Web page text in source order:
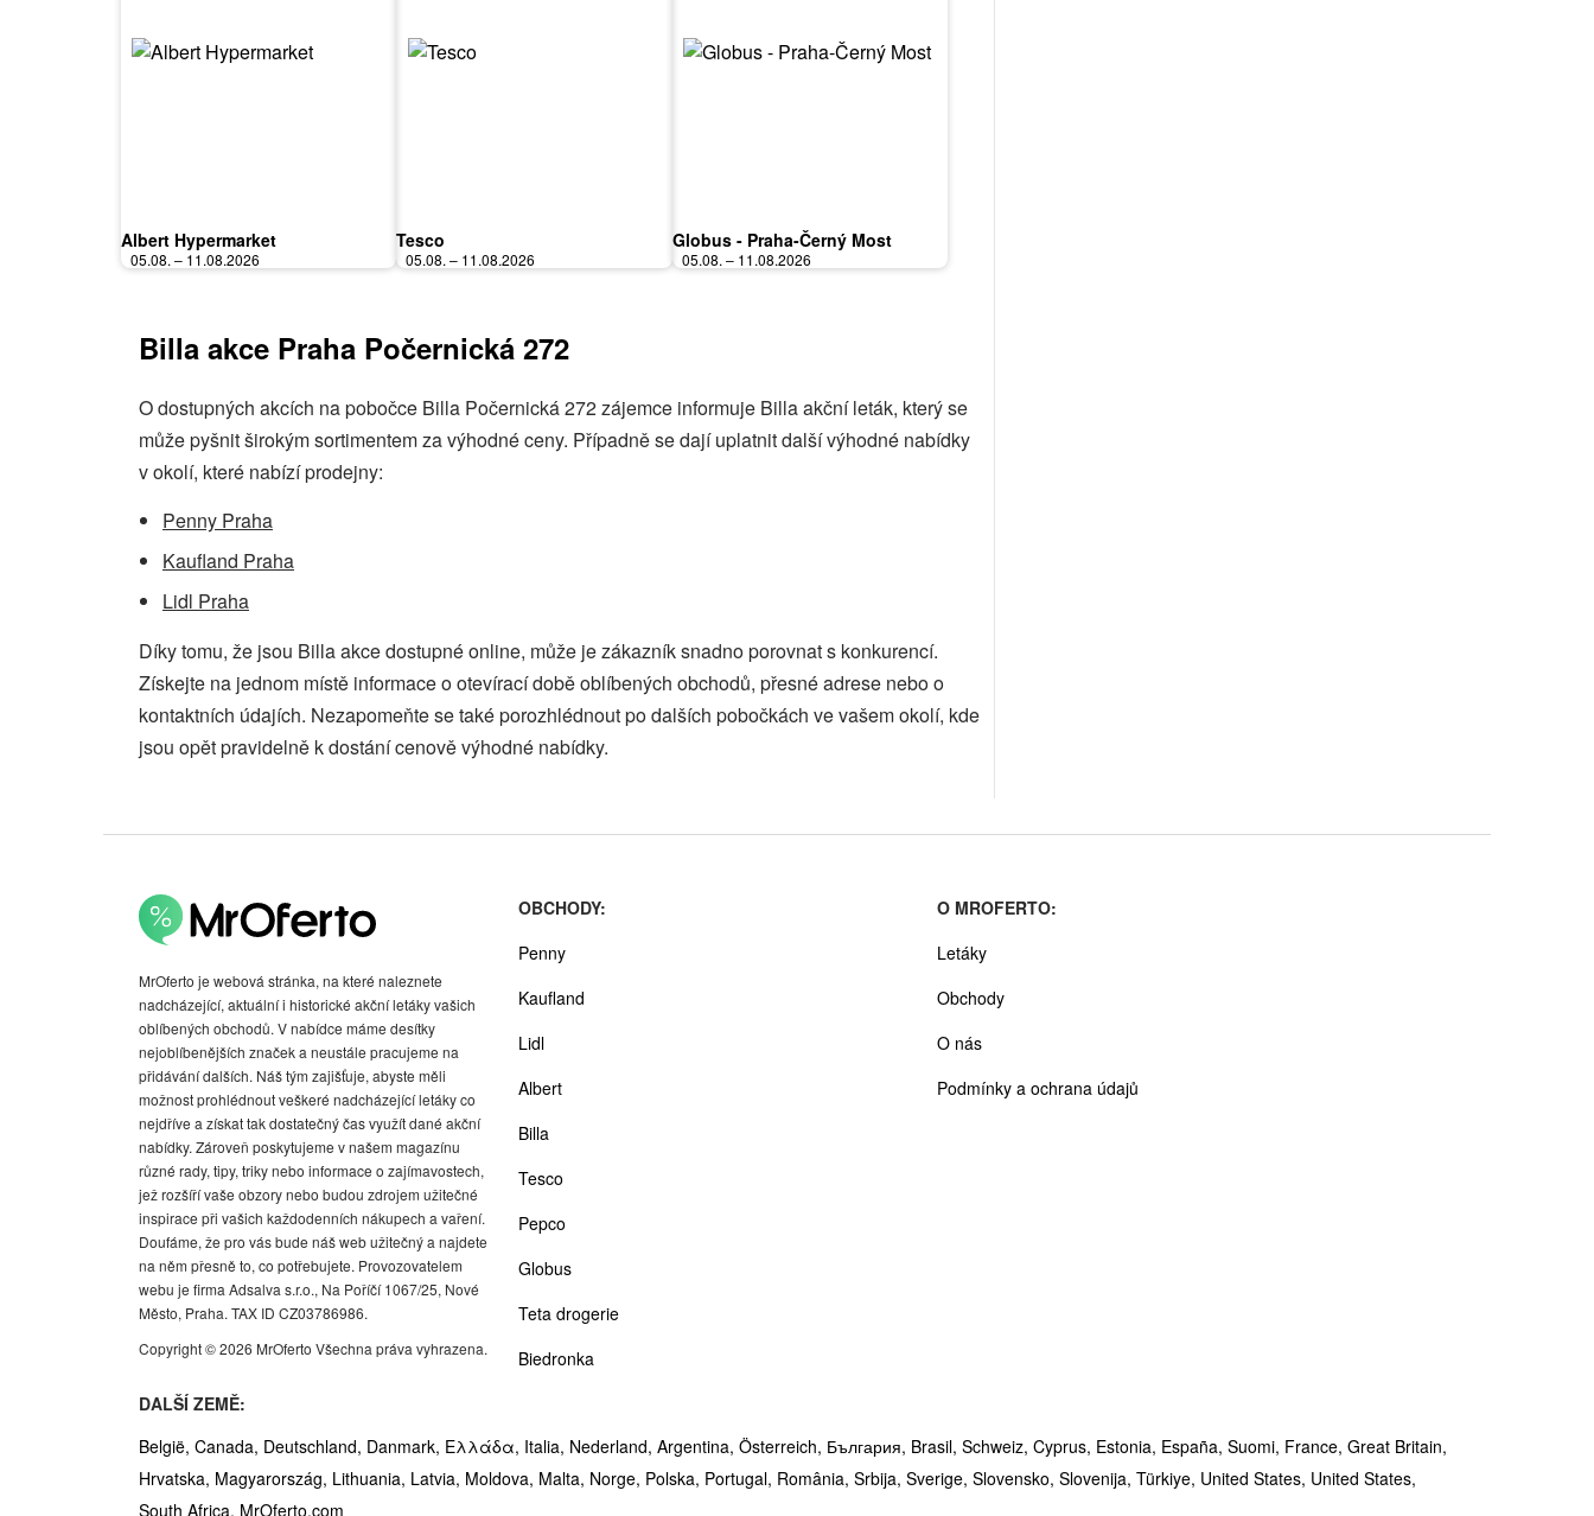
Albert Hypermarket
05.08. – 11.08.2026
Tesco
05.08. – 11.08.2026
Globus - Praha-Černý Most
05.08. – 11.08.2026
Billa akce Praha Počernická 272
O dostupných akcích na pobočce Billa Počernická 272 zájemce informuje Billa akční leták, který se
může pyšnit širokým sortimentem za výhodné ceny. Případně se dají uplatnit další výhodné nabídky
v okolí, které nabízí prodejny:
Penny Praha
Kaufland Praha
Lidl Praha
Díky tomu, že jsou Billa akce dostupné online, může je zákazník snadno porovnat s konkurencí.
Získejte na jednom místě informace o otevírací době oblíbených obchodů, přesné adrese nebo o
kontaktních údajích. Nezapomeňte se také porozhlédnout po dalších pobočkách ve vašem okolí, kde
jsou opět pravidelně k dostání cenově výhodné nabídky.
MrOferto je webová stránka, na které naleznete
nadcházející, aktuální i historické akční letáky vašich
oblíbených obchodů. V nabídce máme desítky
nejoblíbenějších značek a neustále pracujeme na
přidávání dalších. Náš tým zajišťuje, abyste měli
možnost prohlédnout veškeré nadcházející letáky co
nejdříve a získat tak dostatečný čas využít dané akční
nabídky. Zároveň poskytujeme v našem magazínu
různé rady, tipy, triky nebo informace o zajímavostech,
jež rozšíří vaše obzory nebo budou zdrojem užitečné
inspirace při vašich každodenních nákupech a vaření.
Doufáme, že pro vás bude náš web užitečný a najdete
na něm přesně to, co potřebujete. Provozovatelem
webu je firma Adsalva s.r.o., Na Poříčí 1067/25, Nové
Město, Praha. TAX ID CZ03786986.
Copyright © 2026 MrOferto Všechna práva vyhrazena.
OBCHODY:
Penny
Kaufland
Lidl
Albert
Billa
Tesco
Pepco
Globus
Teta drogerie
Biedronka
O MROFERTO:
Letáky
Obchody
O nás
Podmínky a ochrana údajů
DALŠÍ ZEMĚ:
België, Canada, Deutschland, Danmark, Ελλάδα, Italia, Nederland, Argentina, Österreich, България, Brasil, Schweiz, Cyprus, Estonia, España, Suomi, France, Great Britain,
Hrvatska, Magyarország, Lithuania, Latvia, Moldova, Malta, Norge, Polska, Portugal, România, Srbija, Sverige, Slovensko, Slovenija, Türkiye, United States, United States,
South Africa, MrOferto.com